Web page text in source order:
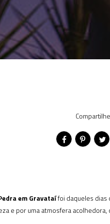
Compartilhe
em Gravataífoi daqueles dias
e por uma atmosfera